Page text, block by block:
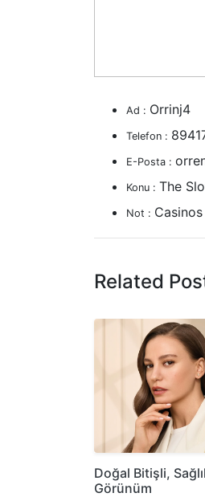
Ad : Orrinj4
Telefon :
E-Posta :
Konu : The
Not :
Related
Doğal Bitişli,
Görünüm